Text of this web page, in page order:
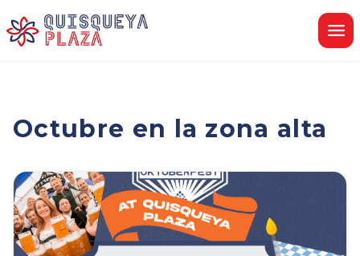
Octubre en la zona alta